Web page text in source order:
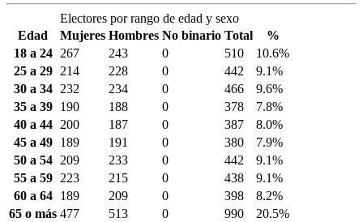
Electores por rango de edad y sexo
Edad
Mujeres Hombres No binario Total
%
18 a 24
267 243 0 510
10.6%
25 a 29
214 228 0 442
9.1%
30 a 34
232 234 0 466
9.6%
35 a 39
190 188 0 378
7.8%
40 a 44
200 187 0 387
8.0%
45 a 49
189 191 0 380
7.9%
50 a 54
209 233 0 442
9.1%
55 a 59
223 215 0 438
9.1%
60 a 64
189 209 0 398
8.2%
65 o más 477 513 0 990 20.5%